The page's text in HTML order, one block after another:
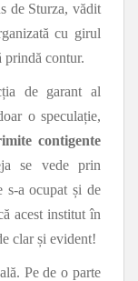
de Sturza, vădit
cu girul
prindă contur.
de garant al
o speculație,
contigente
se vede prin
s-a ocupat și de
acest institut în
clar și evident!
Pe de o parte